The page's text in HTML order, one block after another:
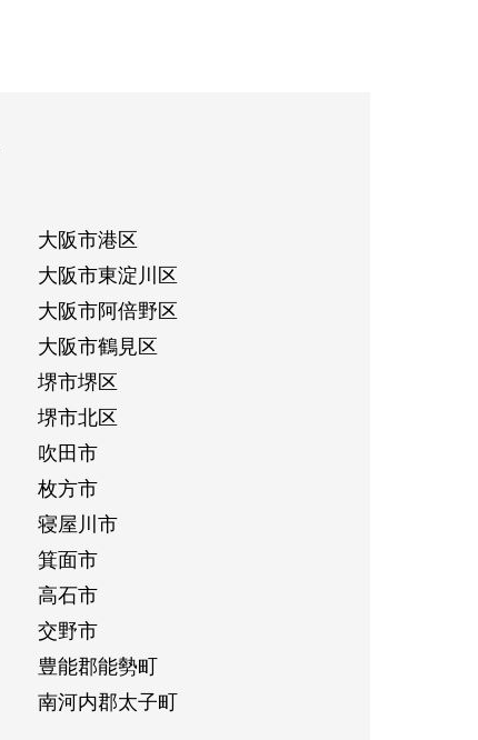
大阪市港区
大阪市東淀川区
大阪市阿倍野区
大阪市鶴見区
堺市堺区
堺市北区
吹田市
枚方市
寝屋川市
箕面市
高石市
交野市
豊能郡能勢町
南河内郡太子町